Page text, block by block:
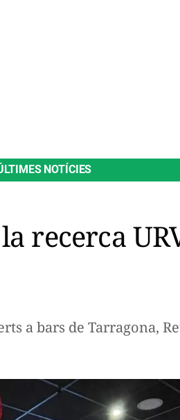
NOTÍCIES
recerca
a bars de Tarragona,